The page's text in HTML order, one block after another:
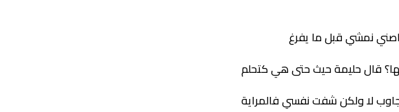
نمشي قبل ما يفرغ
قال حليمة حيث حتى هي كتحلم
لا ولكن شفت نفسي فالمراية